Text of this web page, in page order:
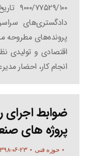
دادگستری‌های
پرونده‌های مطروحه
اقتصادی و تولیدی
انجام کار، احضار
ضوابط
پروژه های
حوزه فنی ۱۳۹۸-۰۶-